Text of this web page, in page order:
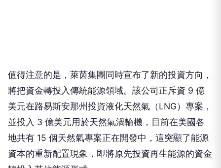
美元在路易斯安那州投資液化天然氣（LNG）專案，
並投入 3 億美元用於天然氣渦輪機，目前在美國各
地共有 15 個天然氣專案正在開發中，這突顯了能源
資本的重新配置現象，即將原先投資再生能源的資金
轉投入其他能源形式。
針對這項轉變，美國內政部長道格·伯古姆（Doug